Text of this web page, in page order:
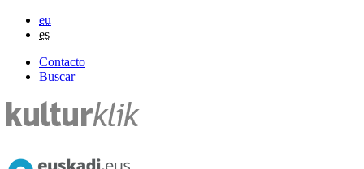
eu
es
Contacto
Buscar